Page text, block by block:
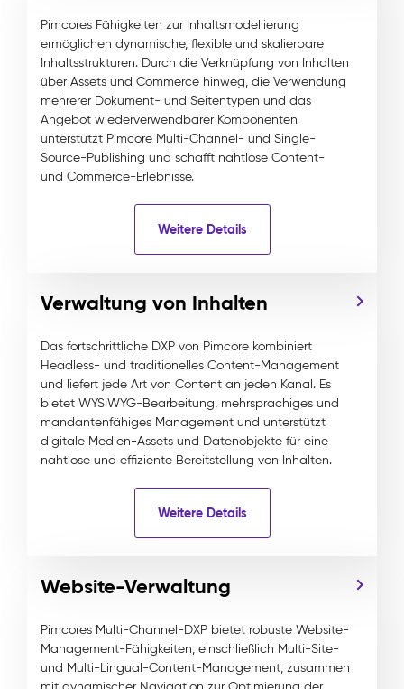
Pimcores Fähigkeiten zur Inhaltsmodellierung
ermöglichen dynamische, flexible und skalierbare
Inhaltsstrukturen. Durch die Verknüpfung von Inhalten
über Assets und Commerce hinweg, die Verwendung
mehrerer Dokument- und Seitentypen und das
Angebot wiederverwendbarer Komponenten
unterstützt Pimcore Multi-Channel- und Single-
Source-Publishing und schafft nahtlose Content-
und Commerce-Erlebnisse.
Weitere Details
Verwaltung von Inhalten
Das fortschrittliche DXP von Pimcore kombiniert
Headless- und traditionelles Content-Management
und liefert jede Art von Content an jeden Kanal. Es
bietet WYSIWYG-Bearbeitung, mehrsprachiges und
mandantenfähiges Management und unterstützt
digitale Medien-Assets und Datenobjekte für eine
nahtlose und effiziente Bereitstellung von Inhalten.
Weitere Details
Website-Verwaltung
Pimcores Multi-Channel-DXP bietet robuste Website-
Management-Fähigkeiten, einschließlich Multi-Site-
und Multi-Lingual-Content-Management, zusammen